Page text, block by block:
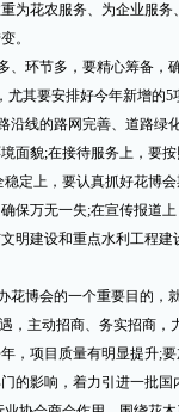
为花农服务、为企业服
。
、环节多，要精心筹备，
尤其要安排好今年新增的
沿线的路网完善、道路绿
面貌;在接待服务上，要
定上，要认真抓好花博
保万无一失;在宣传报道
明建设和重点水利工程
花博会的一个重要目的，
，主动招商、务实招商
，项目质量有明显提升;
的影响，着力引进一批